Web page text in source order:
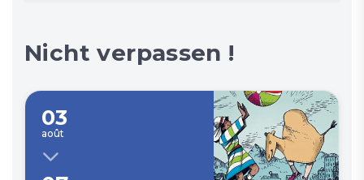
Nicht verpassen !
03
août